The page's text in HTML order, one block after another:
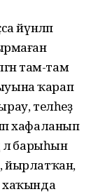
йүнләп
там-там
ҡарап
телһеҙ
хафаланып
барыһын
йырлатҡан,
хаҡында